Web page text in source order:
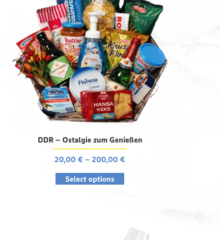
DDR – Ostalgie zum Genießen
20,00€ –200,00€
Select options